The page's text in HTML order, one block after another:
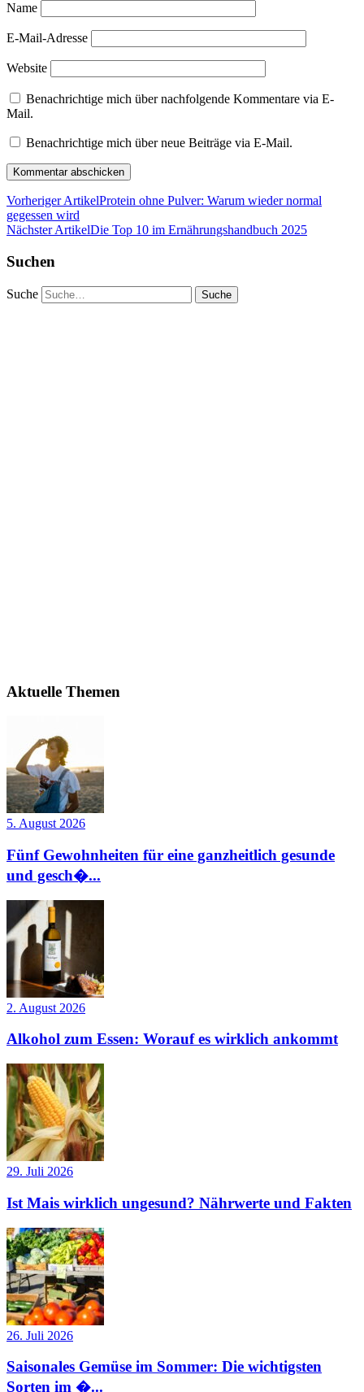
Name
E-Mail-Adresse
Website
Benachrichtige mich über nachfolgende Kommentare via E-
Mail.
Benachrichtige mich über neue Beiträge via E-Mail.
Vorheriger ArtikelProtein ohne Pulver: Warum wieder normal
gegessen wird
Nächster ArtikelDie Top 10 im Ernährungshandbuch 2025
Suchen
Suche
Aktuelle Themen
5. August 2026
Fünf Gewohnheiten für eine ganzheitlich gesunde
und gesch�...
2. August 2026
Alkohol zum Essen: Worauf es wirklich ankommt
29. Juli 2026
Ist Mais wirklich ungesund? Nährwerte und Fakten
26. Juli 2026
Saisonales Gemüse im Sommer: Die wichtigsten
Sorten im �...